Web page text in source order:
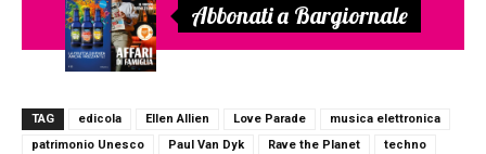
Abbonati a Bargiornale
TAG edicola Ellen Allien Love Parade
musica elettronica
patrimonio Unesco
Paul Van Dyk Rave the Planet
techno